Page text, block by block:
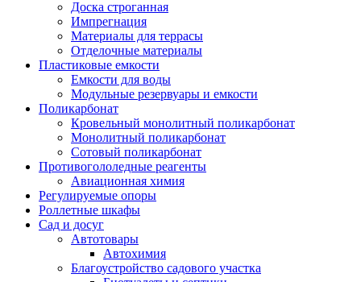
Доска строганная
Импрегнация
Материалы для террасы
Отделочные материалы
Пластиковые емкости
Емкости для воды
Модульные резервуары и емкости
Поликарбонат
Кровельный монолитный поликарбонат
Монолитный поликарбонат
Сотовый поликарбонат
Противогололедные реагенты
Авиационная химия
Регулируемые опоры
Роллетные шкафы
Сад и досуг
Автотовары
Автохимия
Благоустройство садового участка